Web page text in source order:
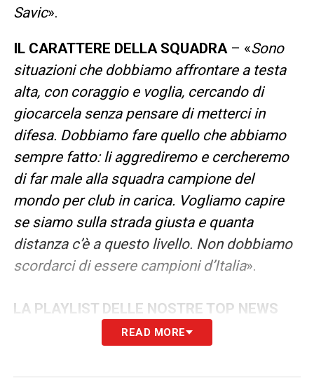
Savic».
IL CARATTERE DELLA SQUADRA– «Sono
situazioni che dobbiamo affrontare a testa
alta, con coraggio e voglia, cercando di
giocarcela senza pensare di metterci in
difesa. Dobbiamo fare quello che abbiamo
sempre fatto: li aggrediremo e cercheremo
di far male alla squadra campione del
mondo per club in carica. Vogliamo capire
se siamo sulla strada giusta e quanta
distanza c’è a questo livello. Non dobbiamo
scordarci di essere campioni d’Italia».
LA PLAYLIST DELLE NOSTRE TOP NEWS
READ MORE